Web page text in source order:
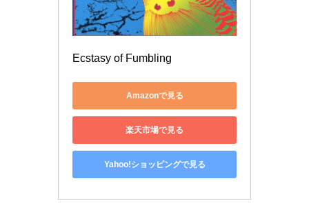
Ecstasy of Fumbling
Amazonで見る
楽天市場で見る
Yahoo!ショッピングで見る